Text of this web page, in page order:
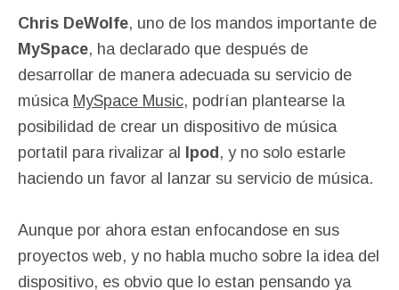
Chris DeWolfe, uno de los mandos importante de
MySpace, ha declarado que después de
desarrollar de manera adecuada su servicio de
música MySpace Music, podrían plantearse la
posibilidad de crear un dispositivo de música
portatil para rivalizar al
Ipod , y no solo estarle
haciendo un favor al lanzar su servicio de música.
Aunque por ahora estan enfocandose en sus
proyectos web, y no habla mucho sobre la idea del
dispositivo, es obvio que lo estan pensando ya